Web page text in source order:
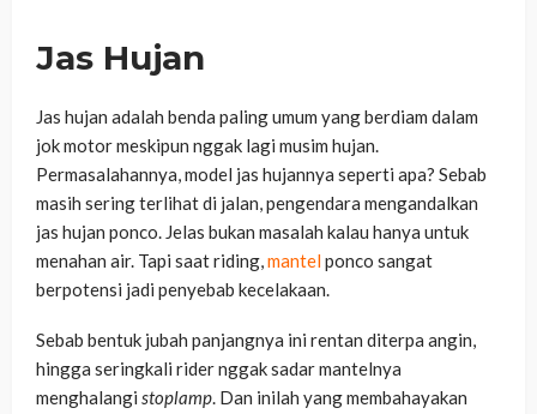
Jas Hujan
Jas hujan adalah benda paling umum yang berdiam dalam
jok motor meskipun nggak lagi musim hujan.
Permasalahannya, model jas hujannya seperti apa? Sebab
masih sering terlihat di jalan, pengendara mengandalkan
jas hujan ponco. Jelas bukan masalah kalau hanya untuk
menahan air. Tapi saat riding,mantelponco sangat
berpotensi jadi penyebab kecelakaan.
Sebab bentuk jubah panjangnya ini rentan diterpa angin,
hingga seringkali rider nggak sadar mantelnya
menghalangi stoplamp. Dan inilah yang membahayakan